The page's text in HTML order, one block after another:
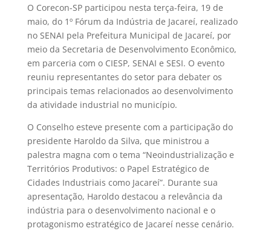
O Corecon-SP participou nesta terça-feira, 19 de
maio, do 1º Fórum da Indústria de Jacareí, realizado
no SENAI pela Prefeitura Municipal de Jacareí, por
meio da Secretaria de Desenvolvimento Econômico,
em parceria com o CIESP, SENAI e SESI. O evento
reuniu representantes do setor para debater os
principais temas relacionados ao desenvolvimento
da atividade industrial no município.
O Conselho esteve presente com a participação do
presidente Haroldo da Silva, que ministrou a
palestra magna com o tema “Neoindustrialização e
Territórios Produtivos: o Papel Estratégico de
Cidades Industriais como Jacareí”. Durante sua
apresentação, Haroldo destacou a relevância da
indústria para o desenvolvimento nacional e o
protagonismo estratégico de Jacareí nesse cenário.